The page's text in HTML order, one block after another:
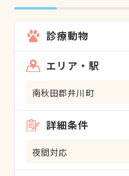
診療動物
エリア・駅
南秋田郡井川町
詳細条件
夜間対応